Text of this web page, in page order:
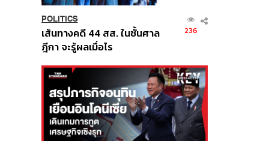
POLITICS
เส้นทางคดี 44 สส. ในชั้นศาล
ฎีกา จะรู้ผลเมื่อไร
236